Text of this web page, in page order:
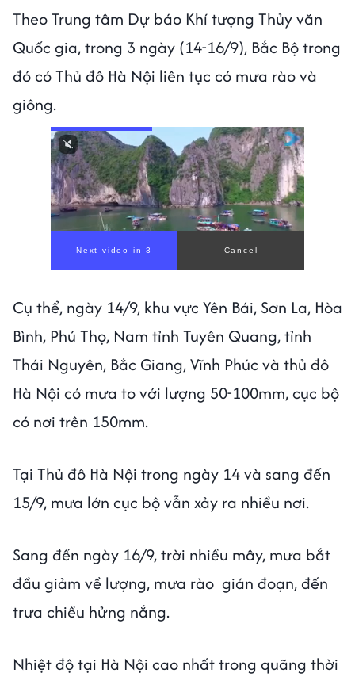
Theo Trung tâm Dự báo Khí tượng Thủy văn
Quốc gia, trong 3 ngày (14-16/9), Bắc Bộ trong
đó có Thủ đô Hà Nội liên tục có mưa rào và
giông.
Next video in 1 Cancel
Cụ thể, ngày 14/9, khu vực Yên Bái, Sơn La, Hòa
Bình, Phú Thọ, Nam tỉnh Tuyên Quang, tỉnh
Thái Nguyên, Bắc Giang, Vĩnh Phúc và thủ đô
Hà Nội có mưa to với lượng 50-100mm, cục bộ
có nơi trên 150mm.
Tại Thủ đô Hà Nội trong ngày 14 và sang đến
15/9, mưa lớn cục bộ vẫn xảy ra nhiều nơi.
Sang đến ngày 16/9, trời nhiều mây, mưa bắt
đầu giảm về lượng, mưa rào gián đoạn, đến
trưa chiều hửng nắng.
Nhiệt độ tại Hà Nội cao nhất trong quãng thời